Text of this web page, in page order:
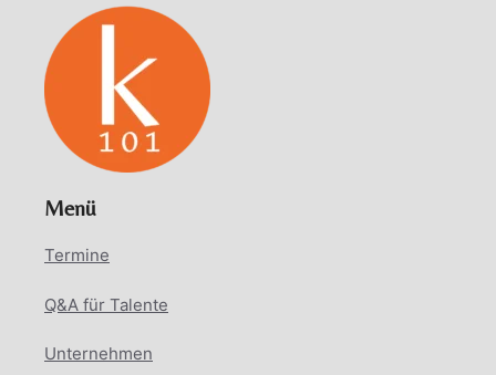
Menü
Termine
Q&A für Talente
Unternehmen